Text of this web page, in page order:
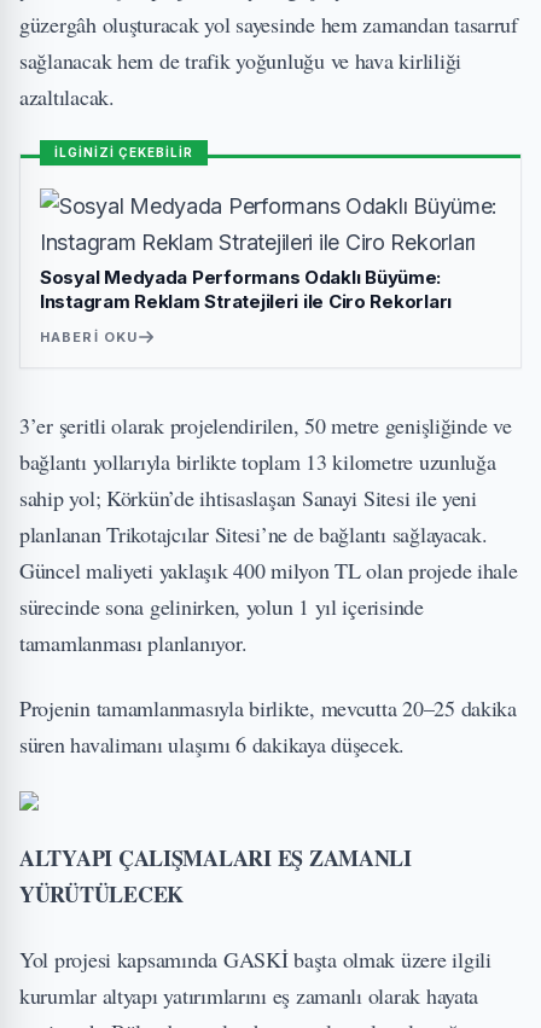
güzergâh oluşturacak yol sayesinde hem zamandan tasarruf
sağlanacak hem de trafik yoğunluğu ve hava kirliliği
azaltılacak.
İLGİNİZİ ÇEKEBİLİR
Sosyal Medyada Performans Odaklı Büyüme:
Instagram Reklam Stratejileri ile Ciro Rekorları
HABERI OKU
3’er şeritli olarak projelendirilen, 50 metre genişliğinde ve
bağlantı yollarıyla birlikte toplam 13 kilometre uzunluğa
sahip yol; Körkün’de ihtisaslaşan Sanayi Sitesi ile yeni
planlanan Trikotajcılar Sitesi’ne de bağlantı sağlayacak.
Güncel maliyeti yaklaşık 400 milyon TL olan projede ihale
sürecinde sona gelinirken, yolun 1 yıl içerisinde
tamamlanması planlanıyor.
Projenin tamamlanmasıyla birlikte, mevcutta 20–25 dakika
süren havalimanı ulaşımı 6 dakikaya düşecek.
ALTYAPI ÇALIŞMALARI EŞ ZAMANLI
YÜRÜTÜLECEK
Yol projesi kapsamında GASKİ başta olmak üzere ilgili
kurumlar altyapı yatırımlarını eş zamanlı olarak hayata